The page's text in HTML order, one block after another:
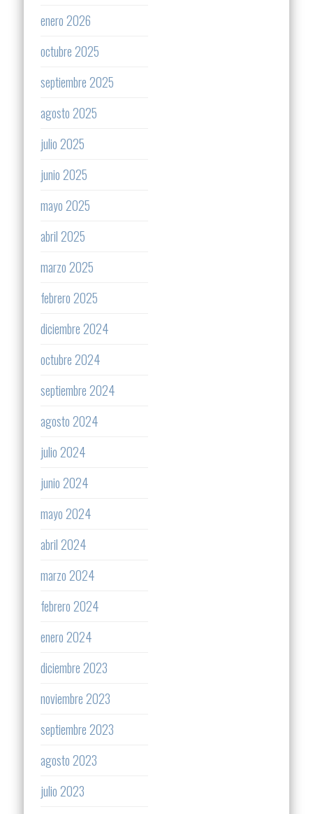
enero 2026
octubre 2025
septiembre 2025
agosto 2025
julio 2025
junio 2025
mayo 2025
abril 2025
marzo 2025
febrero 2025
diciembre 2024
octubre 2024
septiembre 2024
agosto 2024
julio 2024
junio 2024
mayo 2024
abril 2024
marzo 2024
febrero 2024
enero 2024
diciembre 2023
noviembre 2023
septiembre 2023
agosto 2023
julio 2023